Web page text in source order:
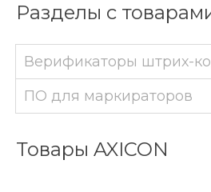
Разделы с
Верификаторы штрих-
ПО для маркираторов
Товары AXICON